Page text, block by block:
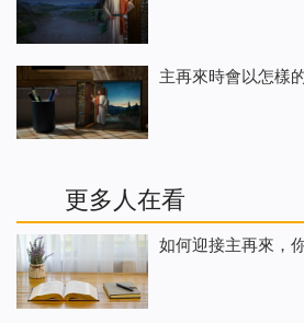
主再來時會以怎樣
更多人在看
如何迎接主再來，